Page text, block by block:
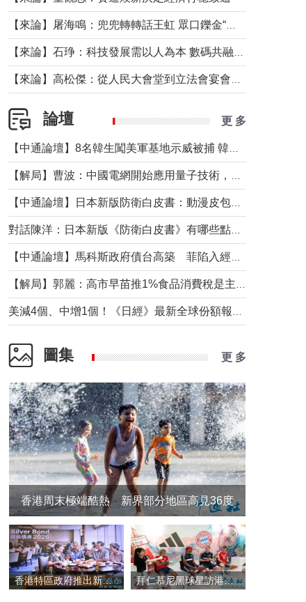
論壇 更 多
圖集 更 多
香港周末極端酷熱 新界部分地區高見36度
香港特區政府推出新一批銀色債券 每手1萬元保底息4.25厘 拜仁慕尼黑球星訪港 與球迷近距離互動